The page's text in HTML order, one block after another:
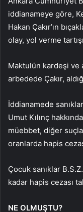
iddianameye göre,
Hakan Çakır’ın
olay, yol verme
Maktulün kardeşi ve
arbedede Çakır,
İddianamede
Umut Kılınç
müebbet, diğer
oranlarda hapis
Çocuk sanıklar
kadar hapis cezası
NE OLMUŞTU?